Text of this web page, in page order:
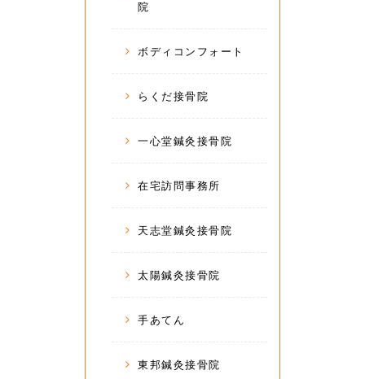
院
ボディコンフォート
らくだ接骨院
一心堂鍼灸接骨院
在宅訪問事務所
天志堂鍼灸接骨院
太陽鍼灸接骨院
手あてん
東邦鍼灸接骨院